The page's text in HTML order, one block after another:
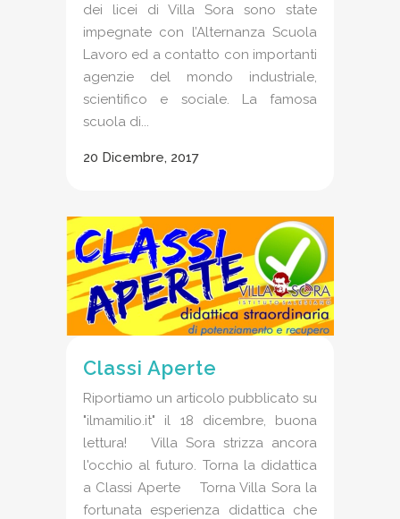
dei licei di Villa Sora sono state
impegnate con l’Alternanza Scuola
Lavoro ed a contatto con importanti
agenzie del mondo industriale,
scientifico e sociale. La famosa
scuola di...
20 Dicembre, 2017
Classi Aperte
Riportiamo un articolo pubblicato su
"ilmamilio.it" il 18 dicembre, buona
lettura! Villa Sora strizza ancora
l'occhio al futuro. Torna la didattica
a Classi Aperte Torna Villa Sora la
fortunata esperienza didattica che